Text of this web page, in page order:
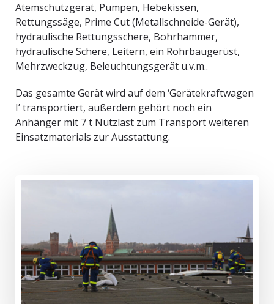
Atemschutzgerät, Pumpen, Hebekissen,
Rettungssäge, Prime Cut (Metallschneide-Gerät),
hydraulische Rettungsschere, Bohrhammer,
hydraulische Schere, Leitern, ein Rohrbaugerüst,
Mehrzweckzug, Beleuchtungsgerät u.v.m..
Das gesamte Gerät wird auf dem ‘Gerätekraftwagen
I’ transportiert, außerdem gehört noch ein
Anhänger mit 7 t Nutzlast zum Transport weiteren
Einsatzmaterials zur Ausstattung.